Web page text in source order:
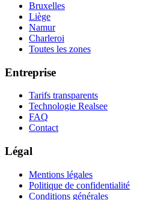
Bruxelles
Liège
Namur
Charleroi
Toutes les zones
Entreprise
Tarifs transparents
Technologie Realsee
FAQ
Contact
Légal
Mentions légales
Politique de confidentialité
Conditions générales